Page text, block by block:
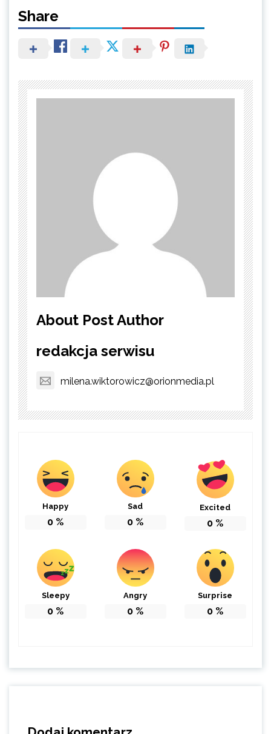
Share
About Post Author
redakcja serwisu
milena.wiktorowicz@orionmedia.pl
Happy
0 %
Sad
0 %
Excited
0 %
Sleepy
0 %
Angry
0 %
Surprise
0 %